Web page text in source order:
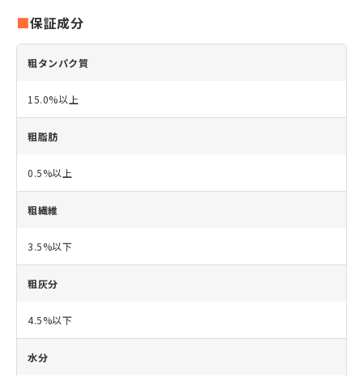
保証成分
粗タンパク質
15.0%以上
粗脂肪
0.5%以上
粗繊維
3.5%以下
粗灰分
4.5%以下
水分